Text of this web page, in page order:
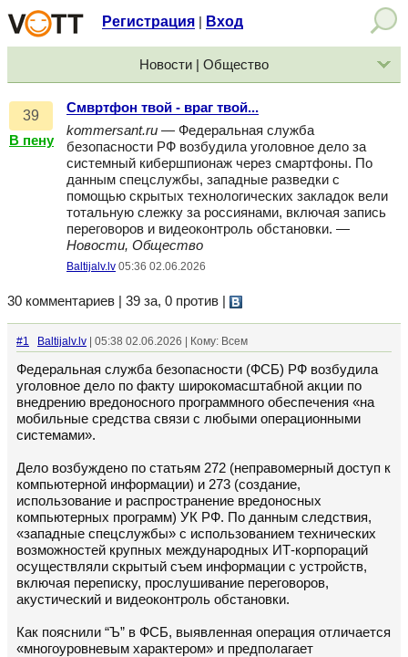
Регистрация Вход
Новости | Общество
39
В пену
Смвртфон твой - враг твой...
kommersant.ru — Федеральная служба
безопасности РФ возбудила уголовное дело за
системный кибершпионаж через смартфоны. По
данным спецслужбы, западные разведки с
помощью скрытых технологических закладок вели
тотальную слежку за россиянами, включая запись
переговоров и видеоконтроль обстановки. —
Новости, Общество
Baltijalv.lv 05:36 02.06.2026
30 комментариев | 39 за, 0 против
#1 Baltijalv.lv | 05:38 02.06.2026 | Кому: Всем
Федеральная служба безопасности (ФСБ) РФ возбудила
уголовное дело по факту широкомасштабной акции по
внедрению вредоносного программного обеспечения «на
мобильные средства связи с любыми операционными
системами».
Дело возбуждено по статьям 272 (неправомерный доступ к
компьютерной информации) и 273 (создание,
использование и распространение вредоносных
компьютерных программ) УК РФ. По данным следствия,
«западные спецслужбы» с использованием технических
возможностей крупных международных ИТ-корпораций
осуществляли скрытый съем информации с устройств,
включая переписку, прослушивание переговоров,
акустический и видеоконтроль обстановки.
Как пояснили “Ъ” в ФСБ, выявленная операция отличается
«многоуровневым характером» и предполагает